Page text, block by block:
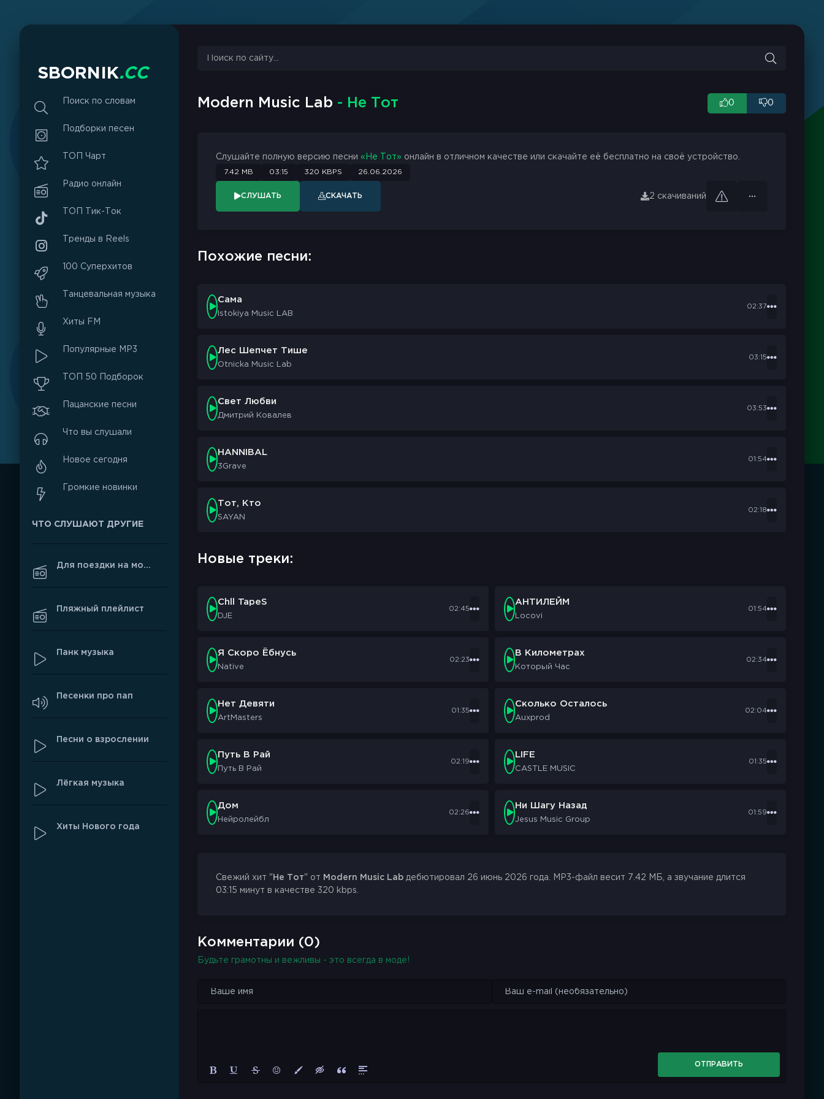
S BO R N K.CC
Modern Music Lab - Не Тот 0 0
Слушайте полную версию песни «Не Тот» онлайн в отличном качестве или скачайте её бесплатно на своё устройство.
7.42 MB 03:15 320 KBPS 26.06.2026
СЛУШАТЬ СКАЧАТЬ 2 скачиваний
Похожие песни:
Сама
Istokiya Music LAB
02:37
Лес Шепчет Тише
Otnicka Music Lab
03:15
Свет Любви
Дмитрий Ковалев
03:53
HANNIBAL
3Grave
01:54
Тот, Кто
SAYAN
02:18
Новые треки:
Chll TapeS
DJE
02:45
АНТИЛЕЙМ
Locovi
01:54
Я Скоро Ёбнусь
Native
02:23
В Километрах
Который Час
02:34
Нет Девяти
ArtMasters
01:35
Сколько Осталось
Auxprod
02:04
Путь В Рай
Путь В Рай
02:19
LIFE
CASTLE MUSIC
01:35
Дом
Нейролейбл
02:26
Ни Шагу Назад
Jesus Music Group
01:59
Свежий хит " Не Тот" от Modern Music Lab дебютировал 26 июнь 2026 года. MP3-файл весит 7.42 МБ, а звучание длится
03:15 минут в качестве 320 kbps.
Комментарии (0)
Будьте грамотны и вежливы - это всегда в моде!
ОТПРАВИТЬ
Поиск по словам
Подборки песен
ТОП Чарт
Радио онлайн
ТОП Тик-Ток
Тренды в Reels
100 Суперхитов
Танцевальная музыка
Хиты FM
Популярные MP3
ТОП 50 Подборок
Пацанские песни
Что вы слушали
Новое сегодня
Громкие новинки
ЧТО СЛУШАЮТ ДРУГИЕ
Для поездки на мотоцикле
Пляжный плейлист
Панк музыка
Песенки про пап
Песни о взрослении
Лёгкая музыка
Хиты Нового года